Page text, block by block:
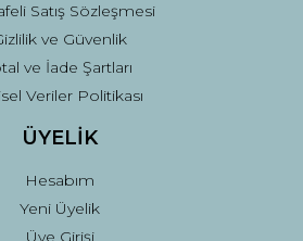
Satış Sözleşmesi
ve Güvenlik
ve İade Şartları
Veriler Politikası
ÜYELİK
Hesabım
Yeni Üyelik
Üye Girişi